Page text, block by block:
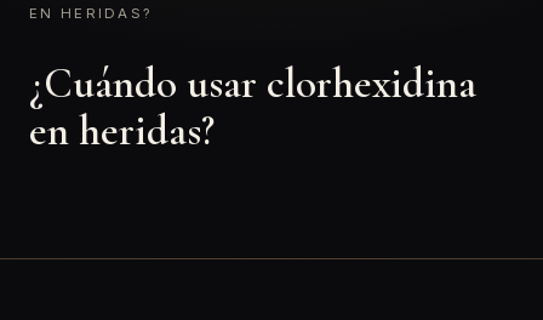
EN HERIDAS?
¿Cuándo usar clorhexidina
en heridas?